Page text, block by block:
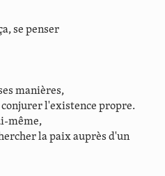
se penser
manières,
l'existence propre.
même,
la paix auprès d'un